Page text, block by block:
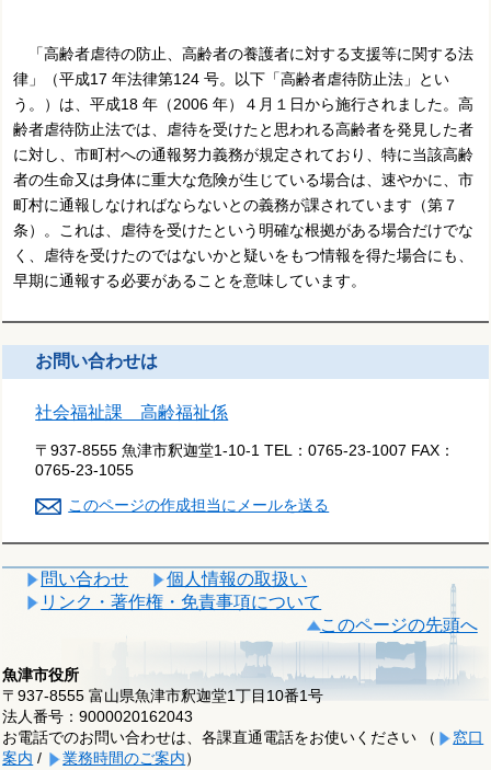
「高齢者虐待の防止、高齢者の養護者に対する支援等に関する法
律」（平成17 年法律第124 号。以下「高齢者虐待防止法」とい
う。）は、平成18 年（2006 年）４月１日から施行されました。高
齢者虐待防止法では、虐待を受けたと思われる高齢者を発見した者
に対し、市町村への通報努力義務が規定されており、特に当該高齢
者の生命又は身体に重大な危険が生じている場合は、速やかに、市
町村に通報しなければならないとの義務が課されています（第７
条）。これは、虐待を受けたという明確な根拠がある場合だけでな
く、虐待を受けたのではないかと疑いをもつ情報を得た場合にも、
早期に通報する必要があることを意味しています。
お問い合わせは
社会福祉課 高齢福祉係
〒937-8555 魚津市釈迦堂1-10-1 TEL：0765-23-1007 FAX：
0765-23-1055
このページの作成担当にメールを送る
問い合わせ
個人情報の取扱い
リンク・著作権・免責事項について
このページの先頭へ
魚津市役所
〒937-8555 富山県魚津市釈迦堂1丁目10番1号
法人番号：9000020162043
お電話でのお問い合わせは、各課直通電話をお使いください （
窓口
案内 / 業務時間のご案内）